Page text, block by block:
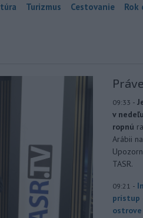
Turizmus Cestovanie Rok
09:33 -
v
ropnú
Arábii
TASR.
09:21 -
prístup
ostrove